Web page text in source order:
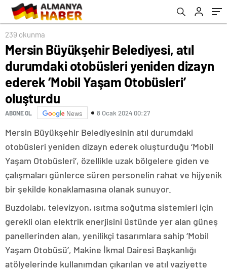
ederek ‘Mobil Yaşam Otobüsleri’ oluşturdu
239 okunma
Mersin Büyükşehir Belediyesi, atıl
durumdaki otobüsleri yeniden dizayn
ederek ‘Mobil Yaşam Otobüsleri’
oluşturdu
ABONE OL News 8 Ocak 2024 00:27
Mersin Büyükşehir Belediyesinin atıl durumdaki
otobüsleri yeniden dizayn ederek oluşturduğu ‘Mobil
Yaşam Otobüsleri’, özellikle uzak bölgelere giden ve
çalışmaları günlerce süren personelin rahat ve hijyenik
bir şekilde konaklamasına olanak sunuyor.
Buzdolabı, televizyon, ısıtma soğutma sistemleri için
gerekli olan elektrik enerjisini üstünde yer alan güneş
panellerinden alan, yenilikçi tasarımlara sahip ‘Mobil
Yaşam Otobüsü’, Makine İkmal Dairesi Başkanlığı
atölyelerinde kullanımdan çıkarılan ve atıl vaziyette